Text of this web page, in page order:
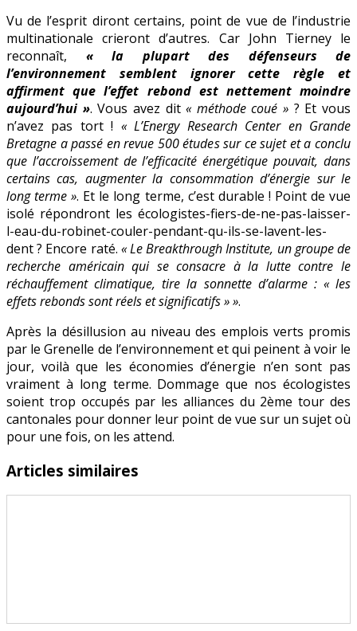
Vu de l’esprit diront certains, point de vue de l’industrie
multinationale crieront d’autres. Car John Tierney le
reconnaît, « la plupart des défenseurs de
l’environnement semblent ignorer cette règle et
affirment que l’effet rebond est nettement moindre
aujourd’hui ». Vous avez dit« méthode coué » ? Et vous
n’avez pas tort ! « L’Energy Research Center en Grande
Bretagne a passé en revue 500 études sur ce sujet et a conclu
que l’accroissement de l’efficacité énergétique pouvait, dans
certains cas, augmenter la consommation d’énergie sur le
long terme ». Et le long terme, c’est durable ! Point de vue
isolé répondront les écologistes-fiers-de-ne-pas-laisser-
l-eau-du-robinet-couler-pendant-qu-ils-se-lavent-les-
dent ? Encore raté. « Le Breakthrough Institute, un groupe de
recherche américain qui se consacre à la lutte contre le
réchauffement climatique, tire la sonnette d’alarme : « les
effets rebonds sont réels et significatifs » ».
Après la désillusion au niveau des emplois verts promis
par le Grenelle de l’environnement et qui peinent à voir le
jour, voilà que les économies d’énergie n’en sont pas
vraiment à long terme. Dommage que nos écologistes
soient trop occupés par les alliances du 2ème tour des
cantonales pour donner leur point de vue sur un sujet où
pour une fois, on les attend.
Articles similaires